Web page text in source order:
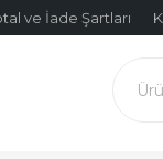
ve İade Şartları